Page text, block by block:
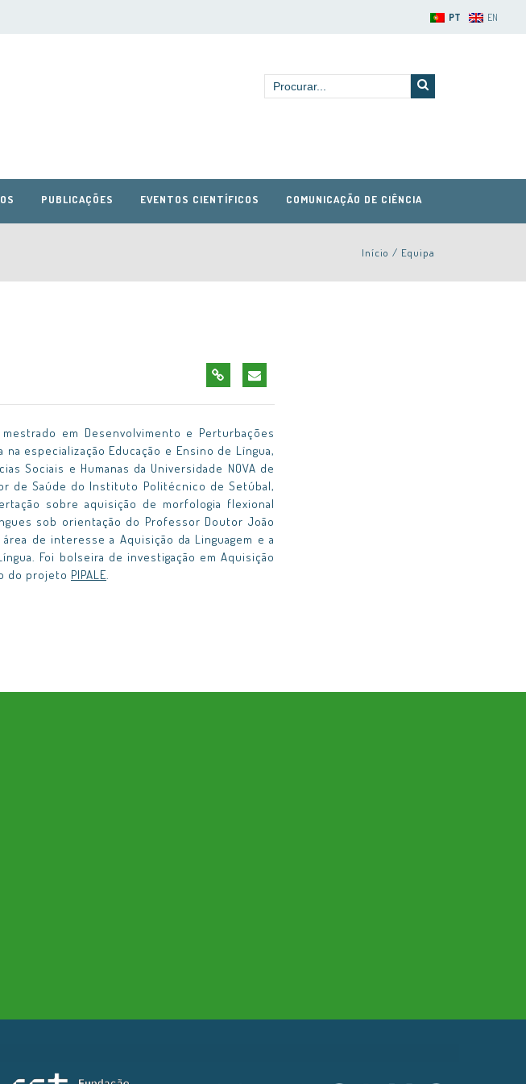
PT EN
PUBLICAÇÕES EVENTOS CIENTÍFICOS COMUNICAÇÃO DE CIÊNCIA
Início / Equipa
mestrado em Desenvolvimento e Perturbações
na especialização Educação e Ensino de Língua,
Sociais e Humanas da Universidade NOVA de
de Saúde do Instituto Politécnico de Setúbal,
sobre aquisição de morfologia flexional
sob orientação do Professor Doutor João
área de interesse a Aquisição da Linguagem e a
Foi bolseira de investigação em Aquisição
do projeto PIPALE.